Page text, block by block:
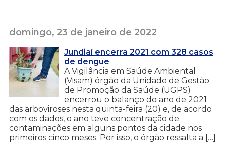
domingo, 23 de janeiro de 2022
Jundiaí encerra 2021 com 328 casos
de dengue
A Vigilância em Saúde Ambiental
(Visam) órgão da Unidade de Gestão
de Promoção da Saúde (UGPS)
encerrou o balanço do ano de 2021
das arboviroses nesta quinta-feira (20) e, de acordo
com os dados, o ano teve concentração de
contaminações em alguns pontos da cidade nos
primeiros cinco meses. Por isso, o órgão ressalta a […]